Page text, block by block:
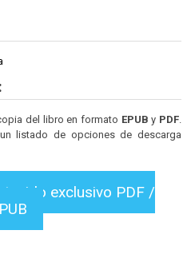
del libro en formato EPUB y PDF
listado de opciones de descarga
exclusivo PDF /